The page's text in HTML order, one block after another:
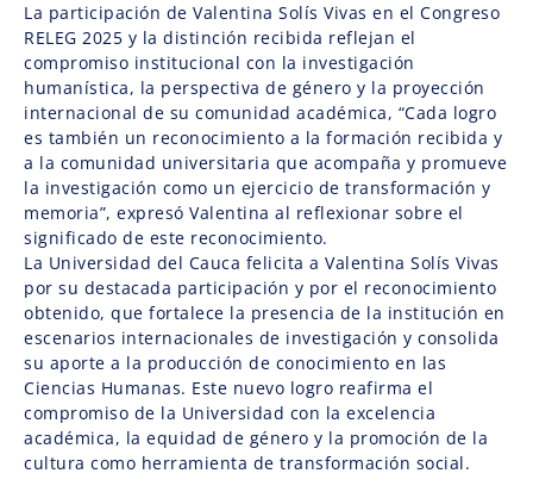
La participación de Valentina Solís Vivas en el Congreso
RELEG 2025 y la distinción recibida reflejan el
compromiso institucional con la investigación
humanística, la perspectiva de género y la proyección
internacional de su comunidad académica, “Cada logro
es también un reconocimiento a la formación recibida y
a la comunidad universitaria que acompaña y promueve
la investigación como un ejercicio de transformación y
memoria”, expresó Valentina al reflexionar sobre el
significado de este reconocimiento.
La Universidad del Cauca felicita a Valentina Solís Vivas
por su destacada participación y por el reconocimiento
obtenido, que fortalece la presencia de la institución en
escenarios internacionales de investigación y consolida
su aporte a la producción de conocimiento en las
Ciencias Humanas. Este nuevo logro reafirma el
compromiso de la Universidad con la excelencia
académica, la equidad de género y la promoción de la
cultura como herramienta de transformación social.